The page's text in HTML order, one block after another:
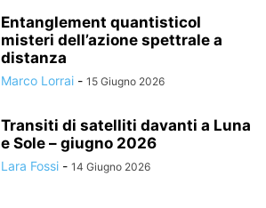
Entanglement quantisticoI
misteri dell’azione spettrale a
distanza
Marco Lorrai - 15 Giugno 2026
Transiti di satelliti davanti a Luna
e Sole – giugno 2026
Lara Fossi - 14 Giugno 2026